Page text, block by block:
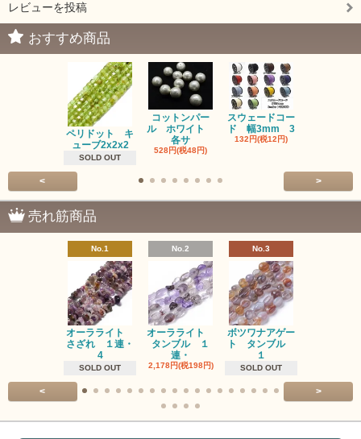
レビューを投稿
おすすめ商品
ペリドット キ
ューブ2x2x2
SOLD OUT
コットンパー
ル ホワイト
各サ
528円(税48円)
スウェードコー
ド 幅3mm 3
132円(税12円)
< >
売れ筋商品
No.1
オーラライト
さざれ １連・
4
SOLD OUT
No.2
オーラライト
タンブル １
連・
2,178円(税198円)
No.3
ボツワナアゲー
ト タンブル
１
SOLD OUT
< >